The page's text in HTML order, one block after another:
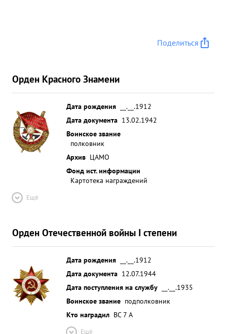
Поделиться
Орден Красного Знамени
Дата рождения
__.__.1912
Дата документа 13.02.1942
Воинское звание
полковник
Архив ЦАМО
Фонд ист. информации
Картотека награждений
Ещё
Орден Отечественной войны I степени
Дата рождения
__.__.1912
Дата документа 12.07.1944
Дата поступления на службу
__.__.1935
Воинское звание подполковник
Кто наградил ВС 7 А
Ещё